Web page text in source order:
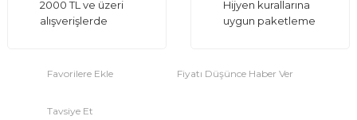
2000 TL ve üzeri
alışverişlerde
Hijyen kurallarına
uygun paketleme
Fiyatı Düşünce Haber Ver
Tavsiye Et